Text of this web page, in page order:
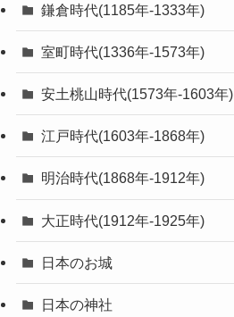
鎌倉時代(1185年-1333年)
室町時代(1336年-1573年)
安土桃山時代(1573年-1603年)
江戸時代(1603年-1868年)
明治時代(1868年-1912年)
大正時代(1912年-1925年)
日本のお城
日本の神社